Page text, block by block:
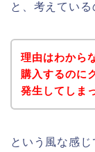
と、考えている
理由はわから
購入するのに
発生してしま
という風な感